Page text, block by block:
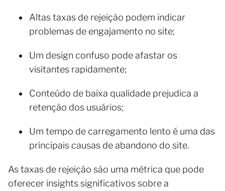
Altas taxas de rejeição podem indicar
problemas de engajamento no site;
Um design confuso pode afastar os
visitantes rapidamente;
Conteúdo de baixa qualidade prejudica a
retenção dos usuários;
Um tempo de carregamento lento é uma das
principais causas de abandono do site.
As taxas de rejeição são uma métrica que pode
oferecer insights significativos sobre a